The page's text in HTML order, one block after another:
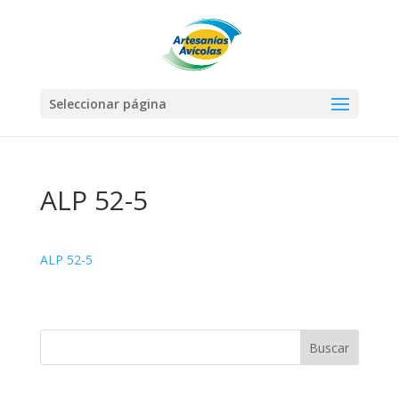
Seleccionar página
ALP 52-5
ALP 52-5